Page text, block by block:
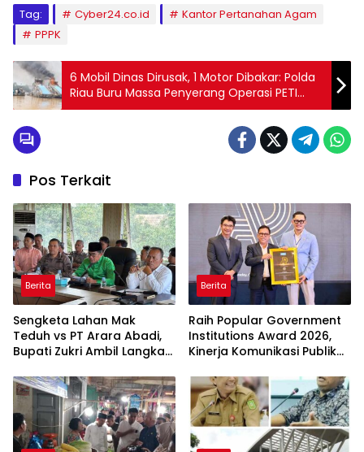
Tag: Cyber24.co.id
Kantor Pertanahan Agam
PPPK
6 Mobil Dinas Dirusak, 1 Motor Dibakar: Polda
Riau Buru Massa Penyerang Operasi PETI
Cerenti
Pos Terkait
Berita
Sengketa Lahan Mak
Teduh vs PT Arara Abadi,
Bupati Zukri Ambil Langkah
Berita
Raih Popular Government
Institutions Award 2026,
Kinerja Komunikasi Publik
Kembali Diakui